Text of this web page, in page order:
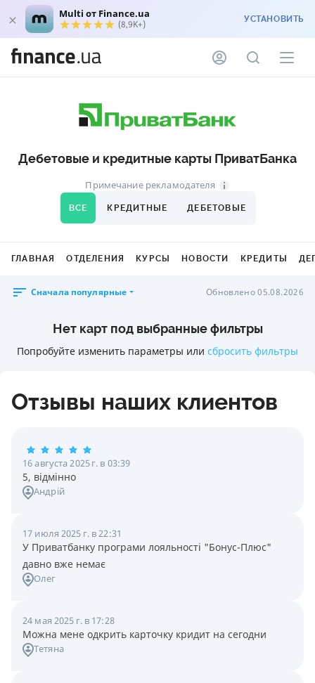
Multi от Finance.ua
(8,9K+) УСТАНОВИТЬ
Дебетовые и кредитные карты ПриватБанка
ВСЕ КРЕДИТНЫЕ ДЕБЕТОВЫЕ
Примечание рекламодателя
ГЛАВНАЯ ОТДЕЛЕНИЯ КУРСЫ НОВОСТИ КРЕДИТЫ
Сначала популярные Обновлено 05.08.2026
Нет карт под выбранные фильтры
Попробуйте изменить параметры или сбросить фильтры
Отзывы наших клиентов
16 августа 2025 г. в 03:39
5, відмінно
Андрій
17 июля 2025 г. в 22:31
У Приватбанку програми лояльності "Бонус-Плюс"
давно вже немає
Олег
24 мая 2025 г. в 17:28
Можна мене одкрить карточку кридит на сегодни
Тетяна